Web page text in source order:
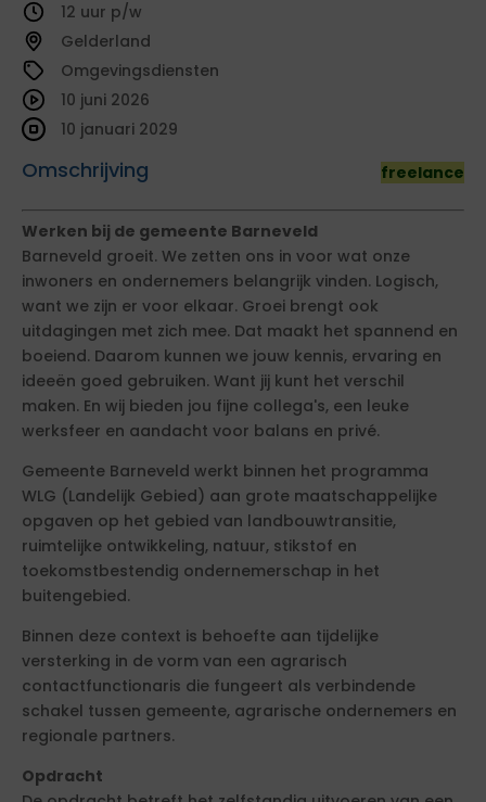
12
Gelderland
Omgevingsdiensten
Omschrijving freelance
10 juni 2026
10 januari 2029
Werken bij de gemeente Barneveld
Barneveld groeit. We zetten ons in voor wat onze
inwoners en ondernemers belangrijk vinden. Logisch,
want we zijn er voor elkaar. Groei brengt ook
uitdagingen met zich mee. Dat maakt het spannend en
boeiend. Daarom kunnen we jouw kennis, ervaring en
ideeën goed gebruiken. Want jij kunt het verschil
maken. En wij bieden jou fijne collega's, een leuke
werksfeer en aandacht voor balans en privé.
Gemeente Barneveld werkt binnen het programma
WLG (Landelijk Gebied) aan grote maatschappelijke
opgaven op het gebied van landbouwtransitie,
ruimtelijke ontwikkeling, natuur, stikstof en
toekomstbestendig ondernemerschap in het
buitengebied.
Binnen deze context is behoefte aan tijdelijke
versterking in de vorm van een agrarisch
contactfunctionaris die fungeert als verbindende
schakel tussen gemeente, agrarische ondernemers en
regionale partners.
Opdracht